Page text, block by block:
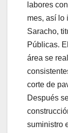
labores
mes, así lo
Saracho,
Públicas.
área se
corte de
Después
suministro